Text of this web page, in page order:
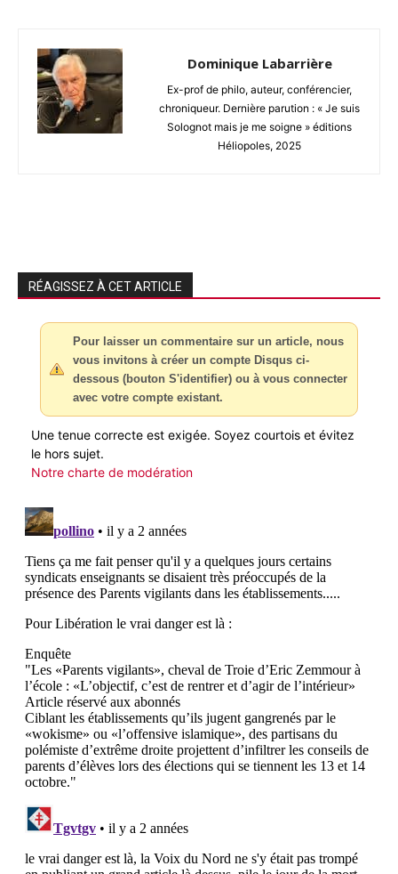
Dominique Labarrière
Ex-prof de philo, auteur, conférencier,
chroniqueur. Dernière parution : « Je suis
Solognot mais je me soigne » éditions
Héliopoles, 2025
RÉAGISSEZ À CET ARTICLE
Pour laisser un commentaire sur un article, nous
vous invitons à créer un compte Disqus ci-
dessous (bouton S'identifier) ou à vous connecter
avec votre compte existant.
Une tenue correcte est exigée. Soyez courtois et évitez
le hors sujet.
Notre charte de modération